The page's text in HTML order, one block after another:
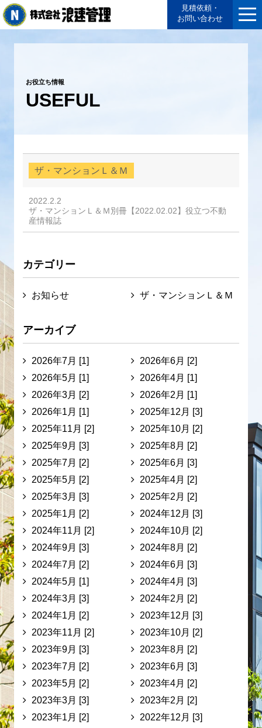
見積依頼・
お問い合わせ
お役立ち情報
USEFUL
ザ・マンションＬ＆Ｍ
2022.2.2
ザ・マンションＬ＆Ｍ別冊【2022.02.02】役立つ不動
産情報誌
カテゴリー
お知らせ ザ・マンションＬ＆Ｍ
アーカイブ
2026年7月 [1]
2026年6月 [2]
2026年5月 [1]
2026年4月 [1]
2026年3月 [2]
2026年2月 [1]
2026年1月 [1]
2025年12月 [3]
2025年11月 [2]
2025年10月 [2]
2025年9月 [3]
2025年8月 [2]
2025年7月 [2]
2025年6月 [3]
2025年5月 [2]
2025年4月 [2]
2025年3月 [3]
2025年2月 [2]
2025年1月 [2]
2024年12月 [3]
2024年11月 [2]
2024年10月 [2]
2024年9月 [3]
2024年8月 [2]
2024年7月 [2]
2024年6月 [3]
2024年5月 [1]
2024年4月 [3]
2024年3月 [3]
2024年2月 [2]
2024年1月 [2]
2023年12月 [3]
2023年11月 [2]
2023年10月 [2]
2023年9月 [3]
2023年8月 [2]
2023年7月 [2]
2023年6月 [3]
2023年5月 [2]
2023年4月 [2]
2023年3月 [3]
2023年2月 [2]
2023年1月 [2]
2022年12月 [3]